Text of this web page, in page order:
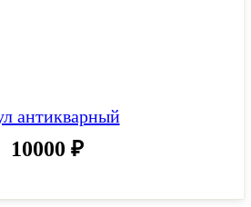
антикварный
10000 ₽